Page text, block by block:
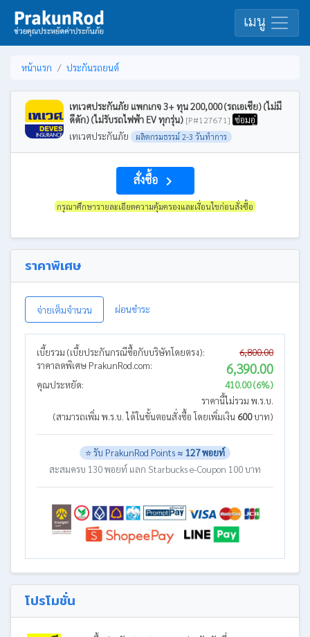
เมนู
หน้าแรก ประกันรถยนต์
เทเวศประกันภัย แพกเกจ 3+ ทุน 200,000 (รถเอเชีย) (ไม่มี
ดีดัก) (ไม่รับรถไฟฟ้า EV ทุกรุ่น) [P#127671] ซ่อมอู่
เทเวศประกันภัย
ผลิตกรมธรรม์ 2-3 วันทำการ
สั่งซื้อ navigate_next
กรุณาศึกษารายละเอียดความคุ้มครองและเงื่อนไขก่อนสั่งซื้อ
ราคาพิเศษ
จ่ายเต็มจำนวน ผ่อนชำระ
เบี้ยรวม (เบี้ยประกันกรณีซื้อกับบริษัทโดยตรง):
6,800.00
ราคาลดพิเศษ PrakunRod.com:
6,390.00
คุณประหยัด:
410.00 (6%)
ราคานี้ไม่รวม พ.ร.บ.
(สามารถเพิ่ม พ.ร.บ. ได้ในขั้นตอนสั่งซื้อ โดยเพิ่มเงิน 600บาท)
⭐ รับ PrakunRod Points ≈ 127 พอยท์
สะสมครบ 130 พอยท์ แลก Starbucks e-Coupon 100 บาท
โปรโมชั่น